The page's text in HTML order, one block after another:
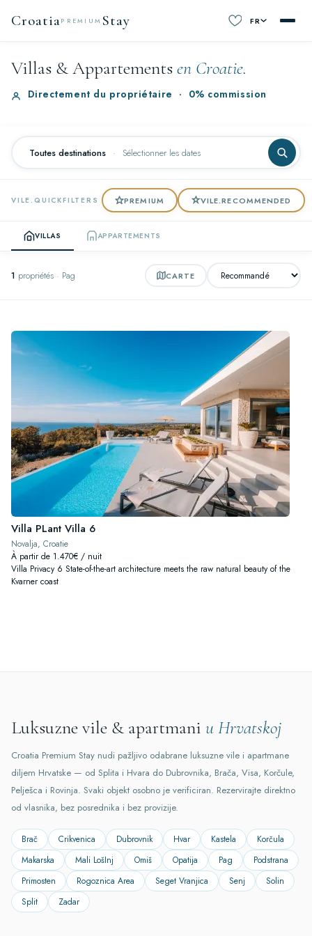
CroatiaPREMIUM Stay FR
Villas & Appartementsen Croatie.
Directement du propriétaire · 0% commission
Toutes destinations · Sélectionner les dates
VILE.QUICKFILTERS PREMIUM VILE.RECOMMENDED
VILLAS APPARTEMENTS
1 propriétés · Pag CARTE
Villa PLant Villa 6
Novalja, Croatie
À partir de 1.470€ / nuit
Villa Privacy 6 State-of-the-art architecture meets the raw natural beauty of the
Kvarner coast
Luksuzne vile & apartmani u Hrvatskoj
Croatia Premium Stay nudi pažljivo odabrane luksuzne vile i apartmane
diljem Hrvatske — od Splita i Hvara do Dubrovnika, Brača, Visa, Korčule,
Pelješca i Rovinja. Svaki objekt osobno je verificiran. Rezervirajte direktno
od vlasnika, bez posrednika i bez provizije.
Brač Crikvenica Dubrovnik Hvar Kastela
Korčula
Makarska
Mali LošInj Omiš Opatija Pag
Podstrana
Primosten
Rogoznica Area Seget Vranjica Senj
Solin
Split
Zadar